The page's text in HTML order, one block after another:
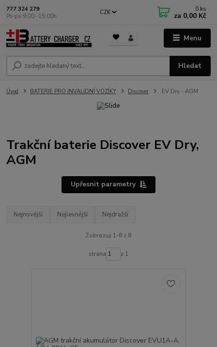
Menu
CZK
Hledat
777 324 279
Po-pá 9:00 -15:00h
0 ks
za 0,00 Kč
Úvod BATERIE PRO INVALIDNÍ VOZÍKY Discover EV Dry - AGM
Trakční baterie Discover EV Dry,
AGM
Upřesnit parametry
Nejnovější Nejlevnější Nejdražší
Zobrazuji 1-8 z 8
strana z 1